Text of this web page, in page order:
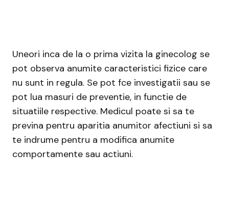
Uneori inca de la o prima vizita la ginecolog se
pot observa anumite caracteristici fizice care
nu sunt in regula. Se pot fce investigatii sau se
pot lua masuri de preventie, in functie de
situatiile respective. Medicul poate si sa te
previna pentru aparitia anumitor afectiuni si sa
te indrume pentru a modifica anumite
comportamente sau actiuni.